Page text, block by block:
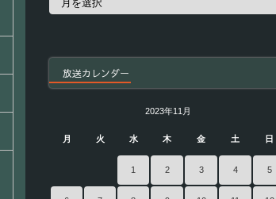
放送カレンダー
2023年11月
月 火 水 木 金 土 日
1 2 3 4 5